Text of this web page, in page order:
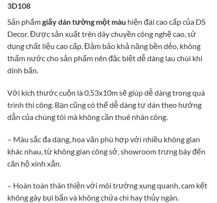
3D108
Sản phẩmgiấy dán tường một màu hiện đại cao cấp của DS
Decor. Được sản xuất trên dây chuyền công nghệ cao, sử
dụng chất liệu cao cấp. Đảm bảo khả năng bền dẻo, không
thấm nước cho sản phẩm nên đặc biệt dễ dàng lau chùi khi
dính bẩn.
Với kích thước cuộn là 0,53x10m sẽ giúp dễ dàng trong quá
trình thi công. Bạn cũng có thể dễ dàng tự dán theo hướng
dẫn của chúng tôi mà không cần thuê nhân công.
– Màu sắc đa dạng, hoa văn phù hợp với nhiều không gian
khác nhau, từ không gian công sở, showroom trưng bày đến
căn hộ xinh xắn.
– Hoàn toàn thân thiện với môi trường xung quanh, cam kết
không gây bụi bẩn và không chứa chì hay thủy ngân.